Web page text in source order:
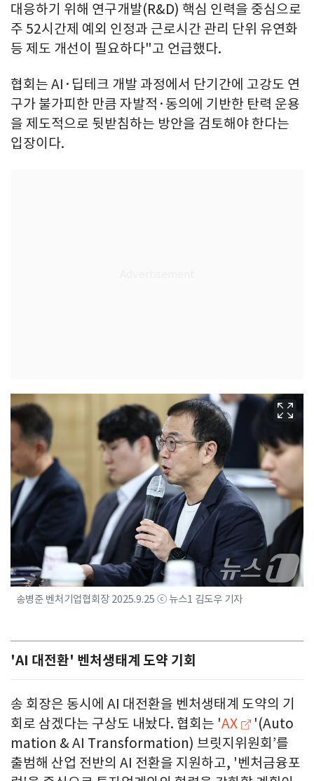
대응하기 위해 연구개발(R&D) 핵심 인력을 중심으로
주 52시간제 예외 인정과 근로시간 관리 단위 유연화
등 제도 개선이 필요하다"고 언급했다.
협회는 AI·딥테크 개발 과정에서 단기간에 고강도 연
구가 불가피한 만큼 자발적·동의에 기반한 탄력 운용
을 제도적으로 뒷받침하는 방안을 검토해야 한다는
입장이다.
송병준 벤처기업협회장 2025.9.25 ⓒ 뉴스1 김도우 기자
'AI 대전환' 벤처생태계 도약 기회
송 회장은 동시에 AI 대전환을 벤처생태계 도약의 기
회로 삼겠다는 구상도 내놨다. 협회는 'AX
'(Auto
mation & AI Transformation) 브릿지위원회’를
출범해 산업 전반의 AI 전환을 지원하고, '벤처금융포